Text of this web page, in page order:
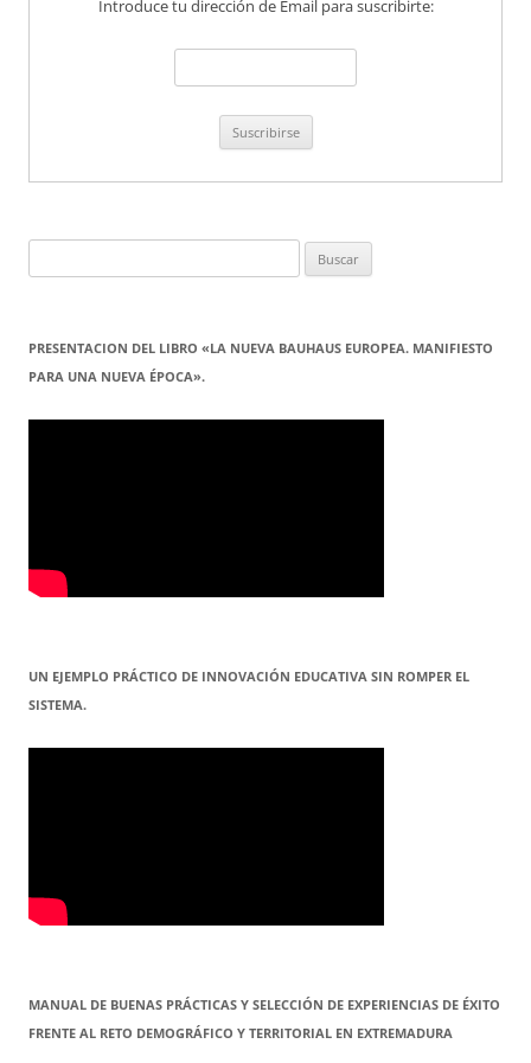
Introduce tu dirección de Email para suscribirte:
PRESENTACION DEL LIBRO «LA NUEVA BAUHAUS EUROPEA. MANIFIESTO
PARA UNA NUEVA ÉPOCA».
UN EJEMPLO PRÁCTICO DE INNOVACIÓN EDUCATIVA SIN ROMPER EL
SISTEMA.
MANUAL DE BUENAS PRÁCTICAS Y SELECCIÓN DE EXPERIENCIAS DE ÉXITO
FRENTE AL RETO DEMOGRÁFICO Y TERRITORIAL EN EXTREMADURA